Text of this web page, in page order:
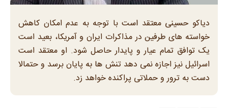
دیاکو حسینی معتقد است با توجه به عدم امکان کاهش
خواسته های طرفین در مذاکرات ایران و آمریکا، بعید است
یک توافق تمام عیار و پایدار حاصل شود. او معتقد است
اسرائیل نیز اجازه نمی دهد تنش ها به پایان برسد و حتمالا
دست به ترور و حملاتی پراکنده خواهد زد.